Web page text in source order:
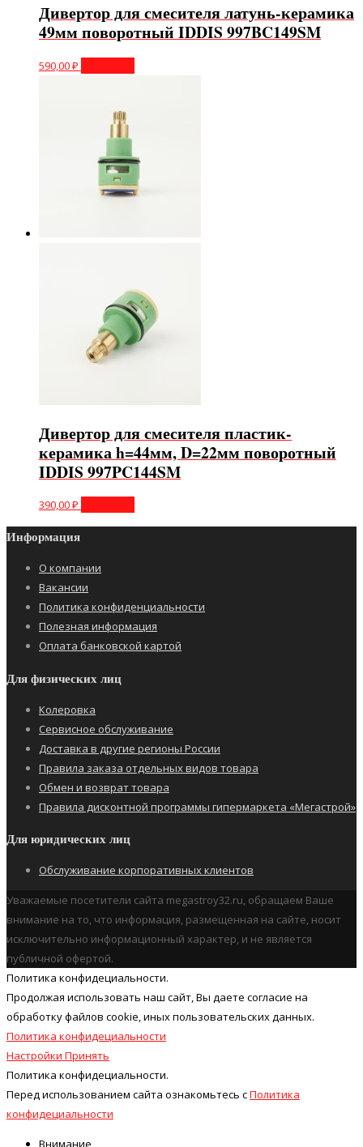
Дивертор для смесителя латунь-керамика
49мм поворотный IDDIS 997BC149SM
590,00₽
Дивертор для смесителя пластик-
керамика h=44мм, D=22мм поворотный
IDDIS 997PC144SM
390,00₽
Информация
О компании
Вакансии
Политика конфиденциальности
Полезная информация
Оплата банковской картой
Для физических лиц
Колеровка
Сервисное обслуживание
Доставка в другие регионы России
Правила заказа отдельных видов товара
Обмен и возврат товара
Правила дисконтной программы гипермаркета «Мегастрой»
Для юридических лиц
Обслуживание корпоративных клиентов
Уважаемые посетители сайта megastroy32.ru, обращаем Ваше
внимание на то, что информация, размещенная на сайте, носит
исключительно информационный характер, и не является
публичной офертой.
Политика конфидециальности.
Продолжая использовать наш cайт, Вы даете согласие на
обработку файлов cookie, иных пользовательских данных.
Политика конфидециальности
Настройки Принять
Политика конфидециальности.
Перед использованием сайта ознакомьтесь сПолитика
конфидециальности
Внимание